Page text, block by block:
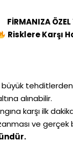
FİRMANIZA
Risklere Karşı
büyük
alınabilir.
karşı ilk
ve